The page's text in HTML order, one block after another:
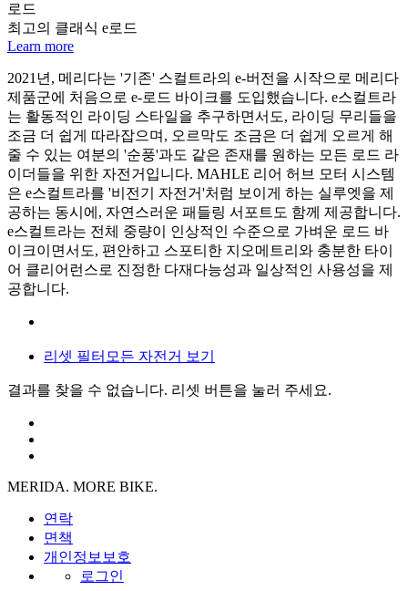
로드
최고의 클래식 e로드
Learn more
2021년, 메리다는 '기존' 스컬트라의 e-버전을 시작으로 메리다
제품군에 처음으로 e-로드 바이크를 도입했습니다. e스컬트라
는 활동적인 라이딩 스타일을 추구하면서도, 라이딩 무리들을
조금 더 쉽게 따라잡으며, 오르막도 조금은 더 쉽게 오르게 해
줄 수 있는 여분의 '순풍'과도 같은 존재를 원하는 모든 로드 라
이더들을 위한 자전거입니다. MAHLE 리어 허브 모터 시스템
은 e스컬트라를 '비전기 자전거'처럼 보이게 하는 실루엣을 제
공하는 동시에, 자연스러운 패들링 서포트도 함께 제공합니다.
e스컬트라는 전체 중량이 인상적인 수준으로 가벼운 로드 바
이크이면서도, 편안하고 스포티한 지오메트리와 충분한 타이
어 클리어런스로 진정한 다재다능성과 일상적인 사용성을 제
공합니다.
리셋 필터 모든 자전거 보기
결과를 찾을 수 없습니다. 리셋 버튼을 눌러 주세요.
MERIDA. MORE BIKE.
연락
면책
개인정보보호
로그인